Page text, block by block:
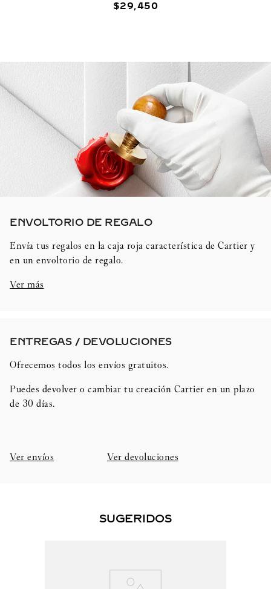
$29,450
ENVOLTORIO DE REGALO​
Envía tus regalos en la caja roja característica de Cartier y
en un envoltorio de regalo.
Ver más
ENTREGAS / DEVOLUCIONES​
Ofrecemos todos los envíos gratuitos.
Puedes devolver o cambiar tu creación Cartier en un plazo
de 30 días.​
Ver envíos Ver devoluciones
SUGERIDOS